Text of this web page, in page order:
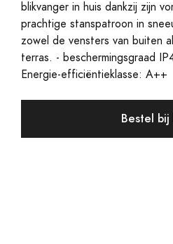
blikvanger in huis dankzij zijn
prachtige stanspatroon in
zowel de vensters van buiten
terras. - beschermingsgraad
Energie-efficiëntieklasse: A++
Bestel bij